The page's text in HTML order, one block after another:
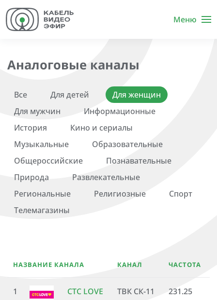
Меню
Аналоговые каналы
Все Для детей
Для женщин
Для мужчин
Информационные
История
Кино и сериалы
Музыкальные
Образовательные
Общероссийские
Познавательные
Природа
Развлекательные
Региональные
Религиозные
Спорт
Телемагазины
НАЗВАНИЕ КАНАЛА КАНАЛ ЧАСТОТА
1 СТС LOVE ТВК СК-11 231.25